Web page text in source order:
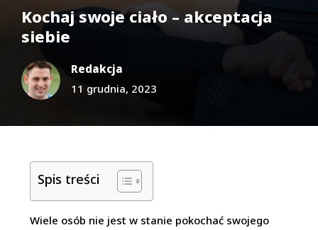
Kochaj swoje ciało – akceptacja
siebie
Redakcja
11 grudnia, 2023
Spis treści
Wiele osób nie jest w stanie pokochać swojego